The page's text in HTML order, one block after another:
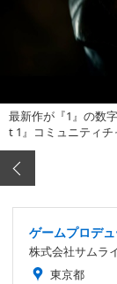
最新作が『1』の数
t 1』コミュニティ
ゲームプロデ
株式会社サムラ
東京都